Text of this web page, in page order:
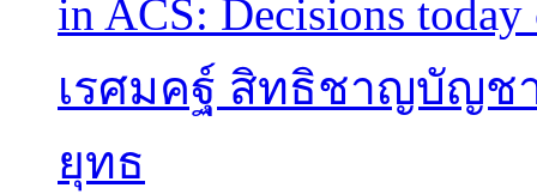
in ACS: Decisions
เรศมคฐ์ สิทธิชาญบัญช
ยุทธ